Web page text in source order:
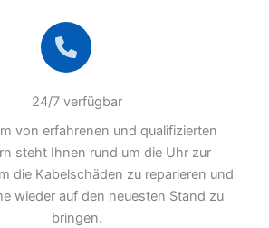
24/7 verfügbar
von erfahrenen und qualifizierten
steht Ihnen rund um die Uhr zur
die Kabelschäden zu reparieren und
wieder auf den neuesten Stand zu
bringen.